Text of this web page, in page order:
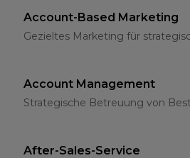
Account-Based Marketing
Gezieltes Marketing für
Account Management
Strategische Betreuung von
After-Sales-Service